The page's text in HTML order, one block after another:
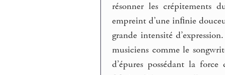
résonner les crépitements
empreint d’une inﬁnie
grande intensité
musiciens comme le
d’épures possédant la